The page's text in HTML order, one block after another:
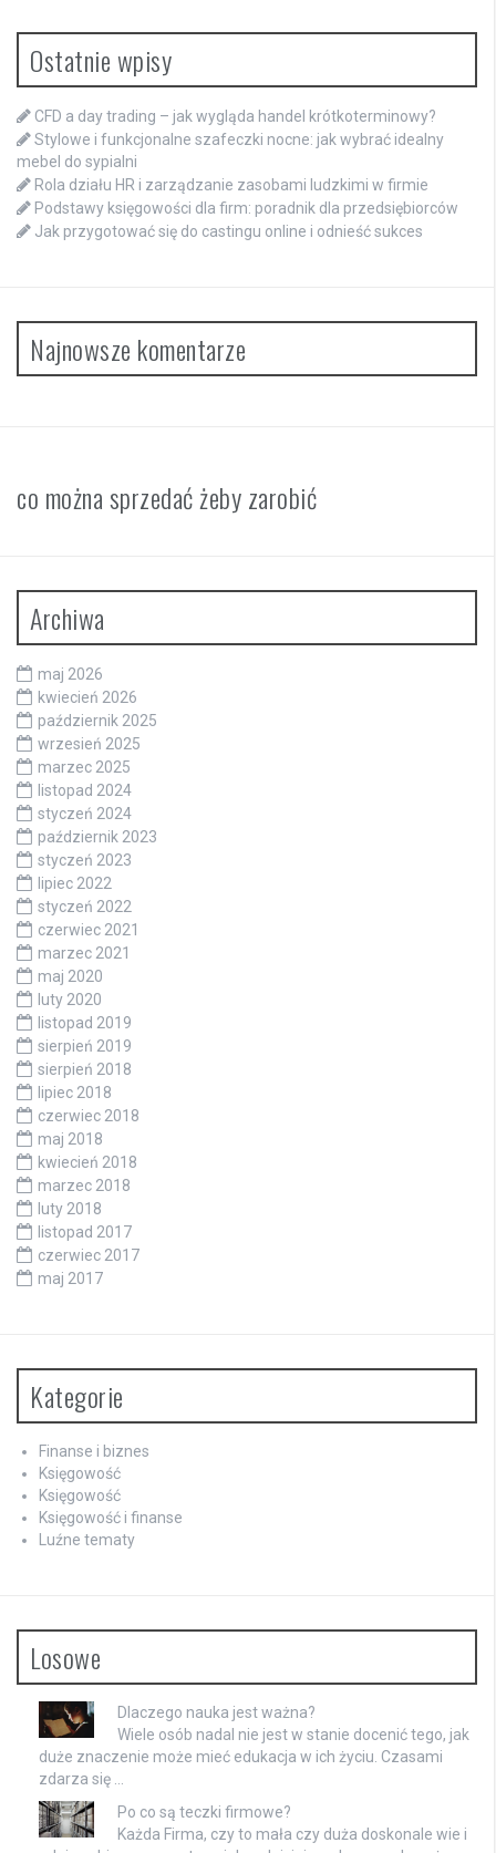
Ostatnie wpisy
CFD a day trading – jak wygląda handel krótkoterminowy?
Stylowe i funkcjonalne szafeczki nocne: jak wybrać idealny
mebel do sypialni
Rola działu HR i zarządzanie zasobami ludzkimi w firmie
Podstawy księgowości dla firm: poradnik dla przedsiębiorców
Jak przygotować się do castingu online i odnieść sukces
Najnowsze komentarze
co można sprzedać żeby zarobić
Archiwa
maj 2026
kwiecień 2026
październik 2025
wrzesień 2025
marzec 2025
listopad 2024
styczeń 2024
październik 2023
styczeń 2023
lipiec 2022
styczeń 2022
czerwiec 2021
marzec 2021
maj 2020
luty 2020
listopad 2019
sierpień 2019
sierpień 2018
lipiec 2018
czerwiec 2018
maj 2018
kwiecień 2018
marzec 2018
luty 2018
listopad 2017
czerwiec 2017
maj 2017
Kategorie
Finanse i biznes
Księgowość
Księgowość
Księgowość i finanse
Luźne tematy
Losowe
Dlaczego nauka jest ważna?
Wiele osób nadal nie jest w stanie docenić tego, jak
duże znaczenie może mieć edukacja w ich życiu. Czasami
zdarza się …
Po co są teczki firmowe?
Każda Firma, czy to mała czy duża doskonale wie i